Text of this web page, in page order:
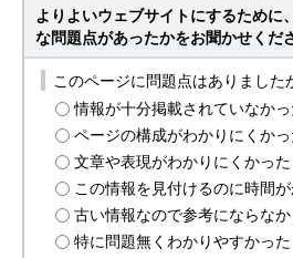
よりよいウェブサイトにするために
な問題点があったかをお聞かせくだ
このページに問題点はありました
情報が十分掲載されていなかっ
ページの構成がわかりにくかっ
文章や表現がわかりにくかった
この情報を見付けるのに時間
古い情報なので参考にならなか
特に問題無くわかりやすかった